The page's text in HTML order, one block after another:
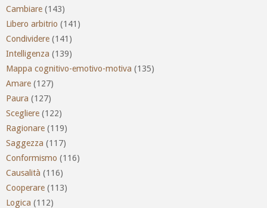
Cambiare (143)
Libero arbitrio (141)
Condividere (141)
Intelligenza (139)
Mappa cognitivo-emotivo-motiva (135)
Amare (127)
Paura (127)
Scegliere (122)
Ragionare (119)
Saggezza (117)
Conformismo (116)
Causalità (116)
Cooperare (113)
Logica (112)